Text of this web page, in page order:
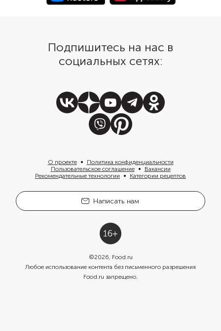
Подпишитесь на нас в
социальных сетях:
О проекте
Политика конфиденциальности
Пользовательское соглашение
Вакансии
Рекомендательные технологии
Категории рецептов
Написать нам
©2026, Food.ru
Любое использование контента без письменного разрешения
Food.ru запрещено.